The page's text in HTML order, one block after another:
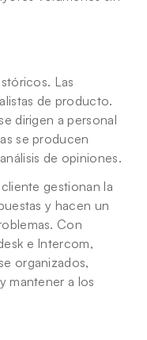
Las
de producto.
dirigen a personal
se producen
de opiniones.
gestionan la
y hacen un
Con
e Intercom,
organizados,
mantener a los